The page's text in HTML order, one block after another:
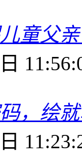
童父
，绘